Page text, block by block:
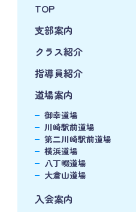
TOP
支部案内
クラス紹介
指導員紹介
道場案内
御幸道場
川崎駅前道場
第二川崎駅前道場
横浜道場
八丁畷道場
大倉山道場
入会案内